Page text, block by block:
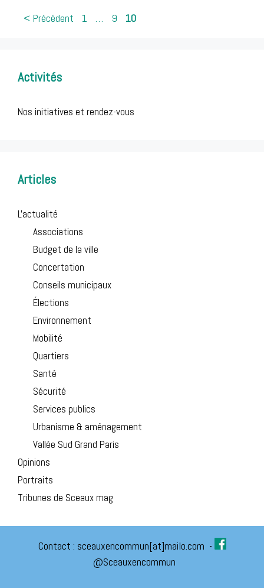
Post
< Précédent 1 … 9 10
Activités
Nos initiatives et rendez-vous
Articles
L'actualité
Associations
Budget de la ville
Concertation
Conseils municipaux
Élections
Environnement
Mobilité
Quartiers
Santé
Sécurité
Services publics
Urbanisme & aménagement
Vallée Sud Grand Paris
Opinions
Portraits
Tribunes de Sceaux mag
Contact : sceauxencommun[at]mailo.com -
@Sceauxencommun